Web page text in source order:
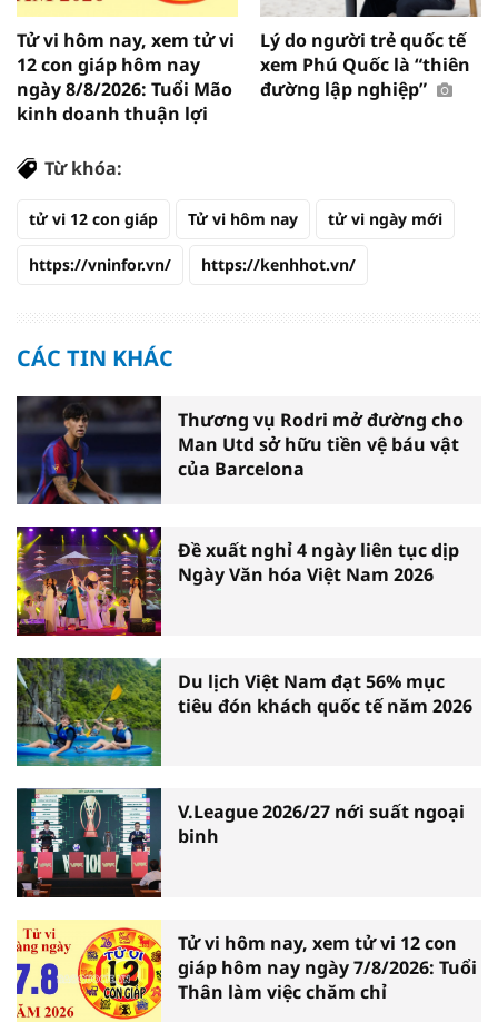
Tử vi hôm nay, xem tử vi
12 con giáp hôm nay
ngày 8/8/2026: Tuổi Mão
kinh doanh thuận lợi
Lý do người trẻ quốc tế
xem Phú Quốc là “thiên
đường lập nghiệp”
Từ khóa:
tử vi 12 con giáp Tử vi hôm nay tử vi ngày mới
https://vninfor.vn/ https://kenhhot.vn/
CÁC TIN KHÁC
Thương vụ Rodri mở đường cho
Man Utd sở hữu tiền vệ báu vật
của Barcelona
Đề xuất nghỉ 4 ngày liên tục dịp
Ngày Văn hóa Việt Nam 2026
Du lịch Việt Nam đạt 56% mục
tiêu đón khách quốc tế năm 2026
V.League 2026/27 nới suất ngoại
binh
Tử vi hôm nay, xem tử vi 12 con
giáp hôm nay ngày 7/8/2026: Tuổi
Thân làm việc chăm chỉ